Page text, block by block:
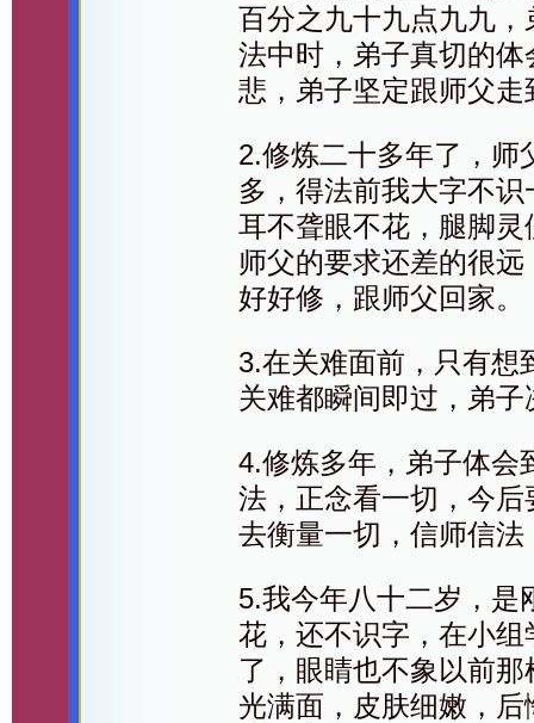
百分之九十九点九九
法中时，弟子真切的
悲，弟子坚定跟师父
2.修炼二十多年了，师
多，得法前我大字不
耳不聋眼不花，腿脚
师父的要求还差的很
好好修，跟师父回家。
3.在关难面前，只有想
关难都瞬间即过，弟
4.修炼多年，弟子体会
法，正念看一切，今
去衡量一切，信师信
5.我今年八十二岁，是
花，还不识字，在小
了，眼睛也不象以前
光满面，皮肤细嫩，